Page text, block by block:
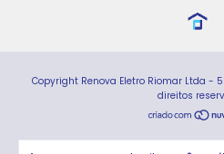
Copyright Renova Eletro Riomar Ltda -
direitos